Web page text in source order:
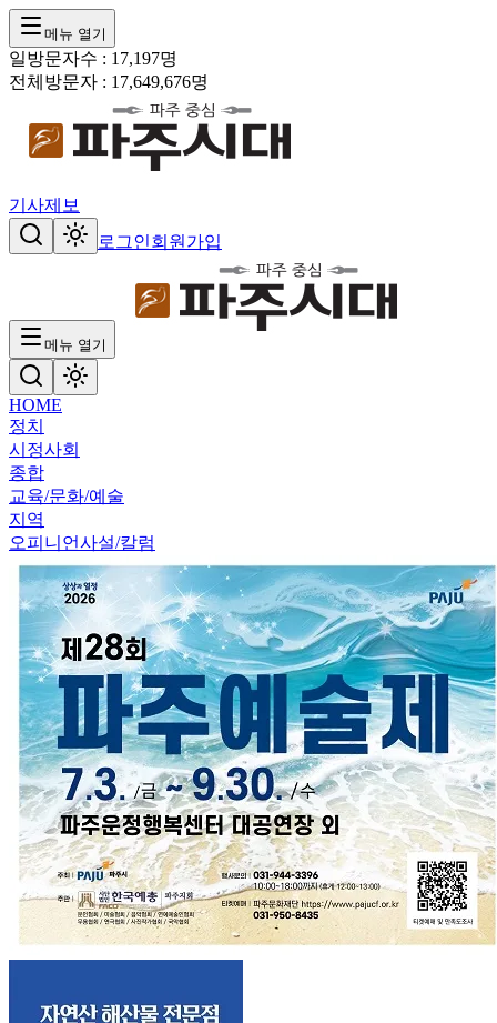
메뉴 열기
일방문자수 : 17,197명
전체방문자 : 17,649,676명
기사제보
로그인회원가입
메뉴 열기
HOME
정치
시정사회
종합
교육/문화/예술
지역
오피니언사설/칼럼